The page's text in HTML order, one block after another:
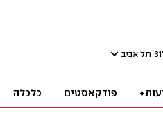
31 תל אביב
פודקאסטים כלכלה